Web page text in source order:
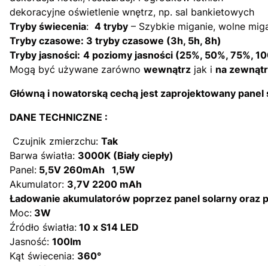
dekoracyjne oświetlenie wnętrz, np. sal bankietowych
Tryby świecenia: 4 tryby – Szybkie miganie, wolne
Tryby czasowe: 3 tryby czasowe (3h, 5h, 8h)
Tryby jasności: 4 poziomy jasności (25%, 50%, 75%,
Mogą być używane zarówno wewnątrz jak i na
Główną i nowatorską cechą jest zaprojektowany
DANE TECHNICZNE :
Czujnik zmierzchu: Tak
Barwa światła: 3000K (Biały ciepły)
Panel: 5,5V 260mAh 1,5W
Akumulator: 3,7V 2200 mAh
Ładowanie akumulatorów poprzez panel solarny oraz
Moc: 3W
Źródło światła: 10 x S14 LED
Jasność: 100lm
Kąt świecenia: 360°